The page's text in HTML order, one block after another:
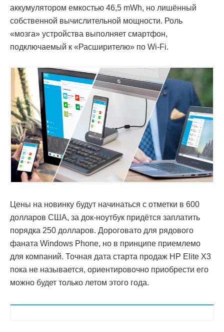
аккумулятором емкостью 46,5 mWh, но лишённый
собственной вычислительной мощности. Роль
«мозга» устройства выполняет смартфон,
подключаемый к «Расширителю» по Wi-Fi.
Цены на новинку будут начинаться с отметки в 600
долларов США, за док-ноутбук придётся заплатить
порядка 250 долларов. Дороговато для рядового
фаната Windows Phone, но в принципе приемлемо
для компаний. Точная дата старта продаж HP Elite X3
пока не называется, ориентировочно приобрести его
можно будет только летом этого года.